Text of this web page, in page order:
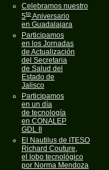
Celebramos nuestro
5toAniversario
en Guadalajara
Participamos
en los Jornadas
de Actualización
del Secretaria
de Salud del
Estado de
Jalisco
Participamos
en un día
de tecnología
en CONALEP
GDL II
El Nautilus de ITESO
Richard Couture,
el lobo tecnológico
por Norma Mendoza